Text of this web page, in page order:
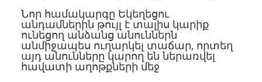
Նոր համակարգը Եկեղեցու
անդամներին թույլ է տալիս կարիք
ունեցող անձանց անուններն
անմիջապես ուղարկել տաճար, որտեղ
այդ անունները կարող են ներառվել
հավատի աղոթքների մեջ